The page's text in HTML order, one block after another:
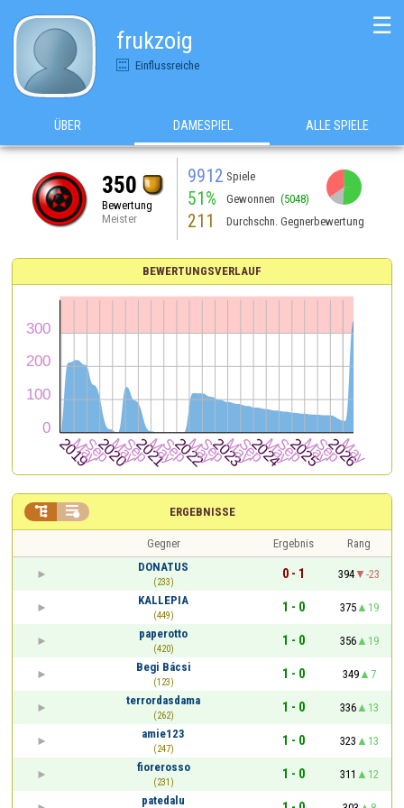
frukzoig
Einflussreiche
☰
ÜBER DAMESPIEL ALLE SPIELE
350
Bewertung
Meister
9912 Spiele
51% Gewonnen (5048)
211 Durchschn. Gegnerbewertung
BEWERTUNGSVERLAUF
ERGEBNISSE
 
Gegner Ergebnis
Rang
DONATUS
(233)
0 - 1 394
-23
KALLEPIA
(449)
1 - 0 375
19
paperotto
(420)
1 - 0 356
19
Begi Bácsi
(123)
1 - 0 349
7
terrordasdama
(262)
1 - 0 336
13
amie123
(247)
1 - 0 323
13
fiorerosso
(231)
1 - 0 311
12
patedalu